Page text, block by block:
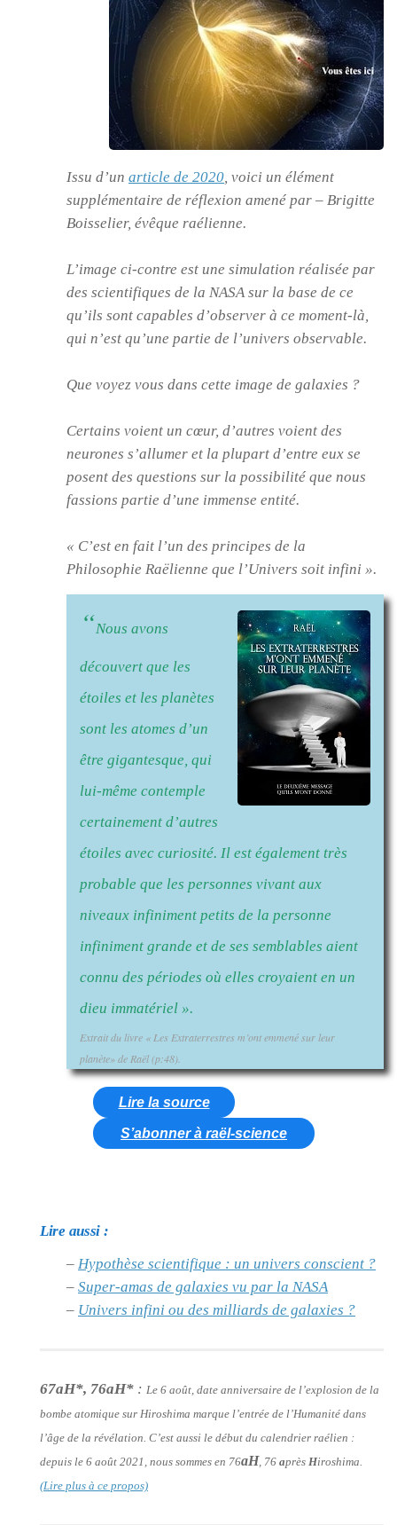
Issu d’un article de 2020 , voici un élément
supplémentaire de réflexion amené par – Brigitte
Boisselier, évêque raélienne.
L’image ci-contre est une simulation réalisée par
des scientifiques de la NASA sur la base de ce
qu’ils sont capables d’observer à ce moment-là,
qui n’est qu’une partie de l’univers observable.
Que voyez vous dans cette image de galaxies ?
Certains voient un cœur, d’autres voient des
neurones s’allumer et la plupart d’entre eux se
posent des questions sur la possibilité que nous
fassions partie d’une immense entité.
« C’est en fait l’un des principes de la
Philosophie Raëlienne que l’Univers soit infini ».
“Nous avons
découvert que les
étoiles et les planètes
sont les atomes d’un
être gigantesque, qui
lui-même contemple
certainement d’autres
étoiles avec curiosité. Il est également très
probable que les personnes vivant aux
niveaux infiniment petits de la personne
infiniment grande et de ses semblables aient
connu des périodes où elles croyaient en un
dieu immatériel ».
Extrait du livre « Les Extraterrestres m’ont emmené sur leur
planète» de Raël (p:48).
Lire la source
S’abonner à raël-science
Lire aussi :
– Hypothèse scientifique : un univers conscient ?
– Super-amas de galaxies vu par la NASA
– Univers infini ou des milliards de galaxies ?
67aH*, 76aH* : Le 6 août, date anniversaire de l’explosion de la
bombe atomique sur Hiroshima marque l’entrée de l’Humanité dans
l’âge de la révélation. C’est aussi le début du calendrier raélien :
depuis le 6 août 2021, nous sommes en 76aH , 76 après Hiroshima.
(Lire plus à ce propos)